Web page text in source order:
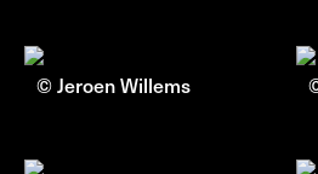
© Jeroen Willems